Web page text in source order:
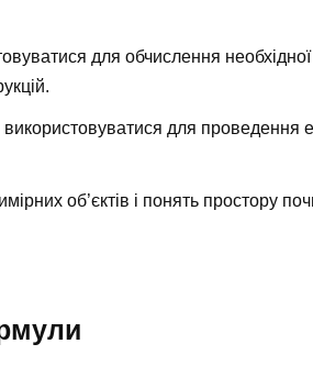
для обчислення необхідної
використовуватися для проведення
об’єктів і понять простору